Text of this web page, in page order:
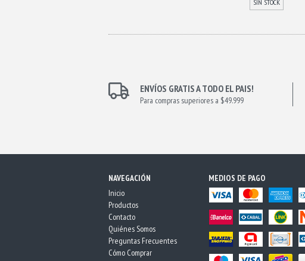
SIN STOCK
ENVÍOS GRATIS A TODO EL PAIS!
Para compras superiores a $49.999
NAVEGACIÓN
Inicio
Productos
Contacto
Quiénes Somos
Preguntas Frecuentes
Cómo Comprar
MEDIOS DE PAGO